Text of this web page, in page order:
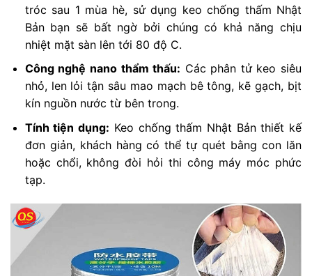
tróc sau 1 mùa hè, sử dụng keo chống thấm Nhật
Bản bạn sẽ bất ngờ bởi chúng có khả năng chịu
nhiệt mặt sàn lên tới 80 độ C.
Công nghệ nano thẩm thấu: Các phân tử keo siêu
nhỏ, len lỏi tận sâu mao mạch bê tông, kẽ gạch, bịt
kín nguồn nước từ bên trong.
Tính tiện dụng: Keo chống thấm Nhật Bản thiết kế
đơn giản, khách hàng có thể tự quét bằng con lăn
hoặc chổi, không đòi hỏi thi công máy móc phức
tạp.